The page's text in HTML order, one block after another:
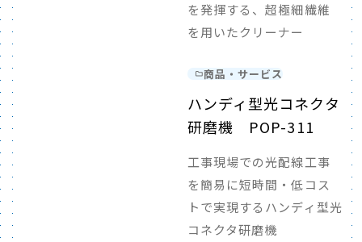
を発揮する、超極細繊維
を用いたクリーナー
商品・サービス
ハンディ型光コネクタ
研磨機 POP-311
工事現場での光配線工事
を簡易に短時間・低コス
トで実現するハンディ型光
コネクタ研磨機